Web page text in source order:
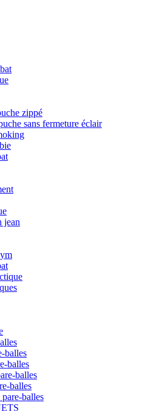
zippé
sans fermeture éclair
jean
balles
balles
balles
balles
balles